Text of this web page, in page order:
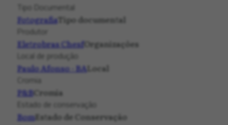
Tipo Documental
FotografiaTipo documental
Produtor
Eletrobras ChesfOrganizações
Local de produção
Paulo Afonso - BALocal
Cromia
P&BCromia
Estado de conservação
BomEstado de Conservação